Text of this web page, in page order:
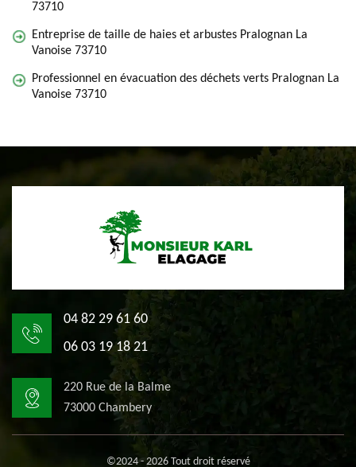
73710
Entreprise de taille de haies et arbustes Pralognan La
Vanoise 73710
Professionnel en évacuation des déchets verts Pralognan La
Vanoise 73710
04 82 29 61 60
06 03 19 18 21
220 Rue de la Balme
73000 Chambery
©2024 - 2026 Tout droit réservé